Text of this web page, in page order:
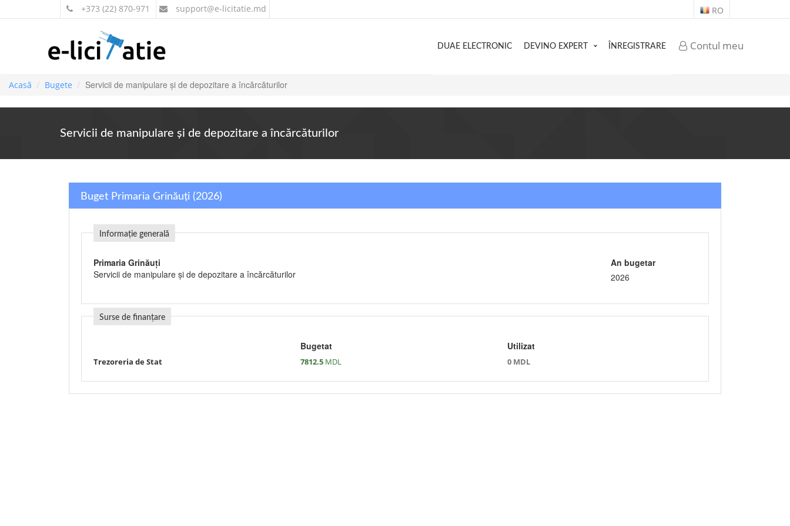
+373 (22) 870-971 support@e-licitatie.md RO
Contul meu
DUAE ELECTRONIC DEVINO EXPERT ÎNREGISTRARE
Acasă Bugete Servicii de manipulare şi de depozitare a încărcăturilor
Servicii de manipulare şi de depozitare a încărcăturilor
Buget Primaria Grinăuți (2026)
Informație generală
Primaria Grinăuți
Servicii de manipulare şi de depozitare a încărcăturilor
An bugetar
2026
Surse de finanțare
Bugetat Utilizat
Trezoreria de Stat 7812.5 MDL 0 MDL